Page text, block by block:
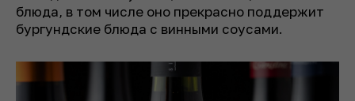
блюда, в том числе оно прекрасно поддержит
бургундские блюда с винными соусами.